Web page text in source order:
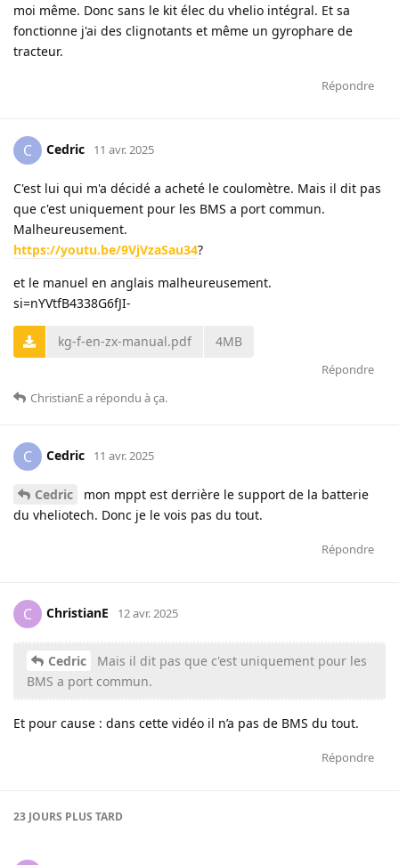
moi même. Donc sans le kit élec du vhelio intégral. Et sa
fonctionne j'ai des clignotants et même un gyrophare de
tracteur.
Répondre
C Cedric 11 avr. 2025
C'est lui qui m'a décidé a acheté le coulomètre. Mais il dit pas
que c'est uniquement pour les BMS a port commun.
Malheureusement.
https://youtu.be/9VjVzaSau34?
et le manuel en anglais malheureusement.
si=nYVtfB4338G6fJI-
kg-f-en-zx-manual.pdf 4MB
Répondre
ChristianEa répondu à ça.
C Cedric 11 avr. 2025
Cedric
mon mppt est derrière le support de la batterie
du vheliotech. Donc je le vois pas du tout.
Répondre
C ChristianE 12 avr. 2025
Cedric
Mais il dit pas que c'est uniquement pour les
BMS a port commun.
Et pour cause : dans cette vidéo il n’a pas de BMS du tout.
Répondre
23 JOURS PLUS TARD